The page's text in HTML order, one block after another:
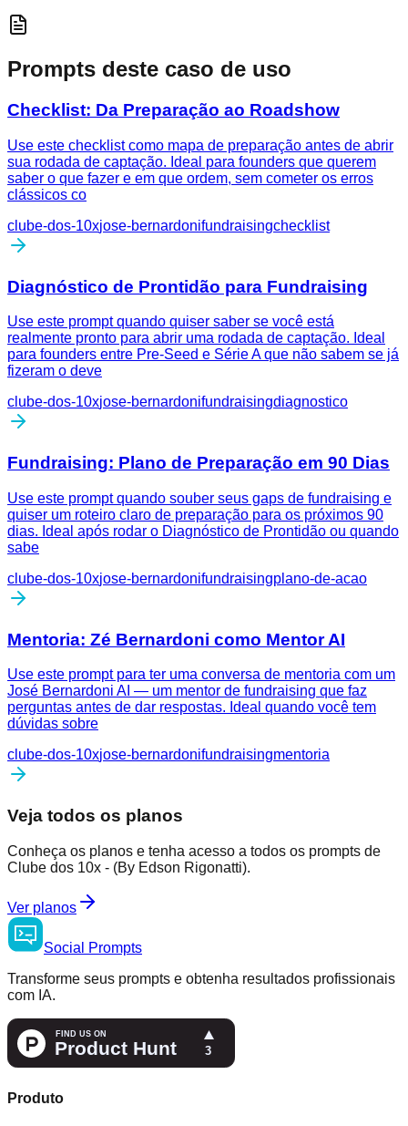
Prompts deste caso de uso
Checklist: Da Preparação ao Roadshow
Use este checklist como mapa de preparação antes de abrir
sua rodada de captação. Ideal para founders que querem
saber o que fazer e em que ordem, sem cometer os erros
clássicos co
clube-dos-10xjose-bernardonifundraisingchecklist
Diagnóstico de Prontidão para Fundraising
Use este prompt quando quiser saber se você está
realmente pronto para abrir uma rodada de captação. Ideal
para founders entre Pre-Seed e Série A que não sabem se já
fizeram o deve
clube-dos-10xjose-bernardonifundraisingdiagnostico
Fundraising: Plano de Preparação em 90 Dias
Use este prompt quando souber seus gaps de fundraising e
quiser um roteiro claro de preparação para os próximos 90
dias. Ideal após rodar o Diagnóstico de Prontidão ou quando
sabe
clube-dos-10xjose-bernardonifundraisingplano-de-acao
Mentoria: Zé Bernardoni como Mentor AI
Use este prompt para ter uma conversa de mentoria com um
José Bernardoni AI — um mentor de fundraising que faz
perguntas antes de dar respostas. Ideal quando você tem
dúvidas sobre
clube-dos-10xjose-bernardonifundraisingmentoria
Veja todos os planos
Conheça os planos e tenha acesso a todos os prompts de
Clube dos 10x - (By Edson Rigonatti).
Ver planos
Social
Prompts
Transforme seus prompts e obtenha resultados profissionais
com IA.
Produto